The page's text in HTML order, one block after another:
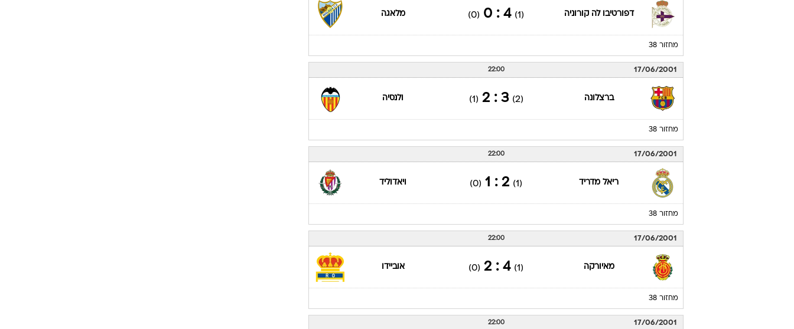
דפורטיבו לה קורוניה (1)
4 : 0
(0) מלאגה
מחזור 38
17/06/2001
22:00
ברצלונה (2)
3 : 2
(1) ולנסיה
מחזור 38
17/06/2001
22:00
ריאל מדריד (1)
2 : 1
(0) ויאדוליד
מחזור 38
17/06/2001
22:00
מאיורקה (1)
4 : 2
(0) אוביידו
מחזור 38
17/06/2001
22:00